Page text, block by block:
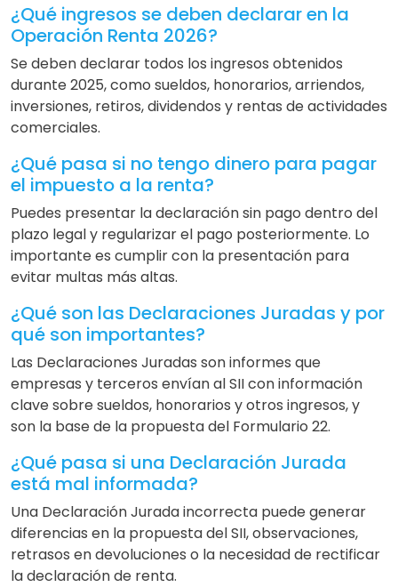
¿Qué ingresos se deben declarar en la
Operación Renta 2026?
Se deben declarar todos los ingresos obtenidos
durante 2025, como sueldos, honorarios, arriendos,
inversiones, retiros, dividendos y rentas de actividades
comerciales.
¿Qué pasa si no tengo dinero para pagar
el impuesto a la renta?
Puedes presentar la declaración sin pago dentro del
plazo legal y regularizar el pago posteriormente. Lo
importante es cumplir con la presentación para
evitar multas más altas.
¿Qué son las Declaraciones Juradas y por
qué son importantes?
Las Declaraciones Juradas son informes que
empresas y terceros envían al SII con información
clave sobre sueldos, honorarios y otros ingresos, y
son la base de la propuesta del Formulario 22.
¿Qué pasa si una Declaración Jurada
está mal informada?
Una Declaración Jurada incorrecta puede generar
diferencias en la propuesta del SII, observaciones,
retrasos en devoluciones o la necesidad de rectificar
la declaración de renta.